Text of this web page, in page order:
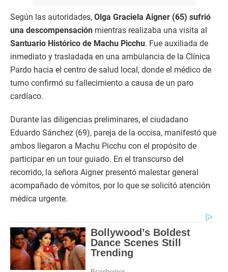
Según las autoridades, Olga Graciela Aigner (65) sufrió
una descompensación mientras realizaba una visita al
Santuario Histórico de Machu Picchu. Fue auxiliada de
inmediato y trasladada en una ambulancia de la Clínica
Pardo hacia el centro de salud local, donde el médico de
turno confirmó su fallecimiento a causa de un paro
cardíaco.
Durante las diligencias preliminares, el ciudadano
Eduardo Sánchez (69), pareja de la occisa, manifestó que
ambos llegaron a Machu Picchu con el propósito de
participar en un tour guiado. En el transcurso del
recorrido, la señora Aigner presentó malestar general
acompañado de vómitos, por lo que se solicitó atención
médica urgente.